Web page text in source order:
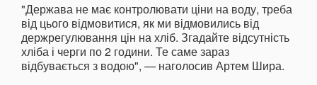
"Держава не має контролювати ціни на воду, треба
від цього відмовитися, як ми відмовились від
держрегулювання цін на хліб. Згадайте відсутність
хліба і черги по 2 години. Те саме зараз
відбувається з водою", — наголосив Артем Шира.